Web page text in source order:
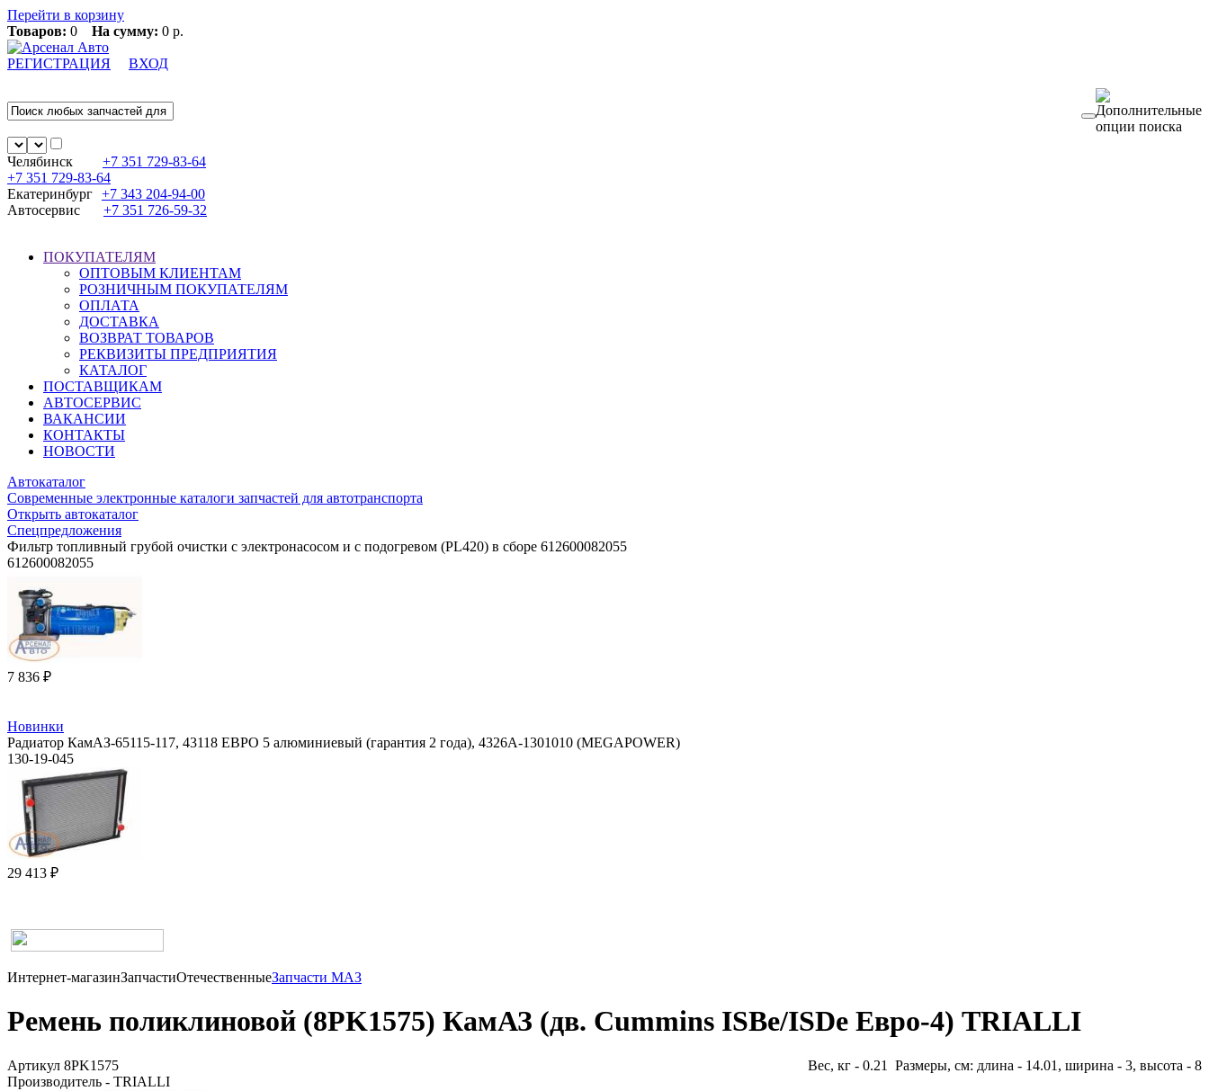
Перейти в корзину
Товаров: 0 На сумму: 0 р.
РЕГИСТРАЦИЯ ВХОД
Челябинск +7 351 729-83-64
+7 351 729-83-64
Екатеринбург +7 343 204-94-00
Автосервис
+7 351 726-59-32
ПОКУПАТЕЛЯМ
ОПТОВЫМ КЛИЕНТАМ
РОЗНИЧНЫМ ПОКУПАТЕЛЯМ
ОПЛАТА
ДОСТАВКА
ВОЗВРАТ ТОВАРОВ
РЕКВИЗИТЫ ПРЕДПРИЯТИЯ
КАТАЛОГ
ПОСТАВЩИКАМ
АВТОСЕРВИС
ВАКАНСИИ
КОНТАКТЫ
НОВОСТИ
Автокаталог
Современные электронные каталоги запчастей для автотранспорта
Открыть автокаталог
Спецпредложения
Фильтр топливный грубой очистки с электронасосом и с подогревом (PL420) в сборе 612600082055
612600082055
7 836 ₽
Новинки
Радиатор КамАЗ-65115-117, 43118 ЕВРО 5 алюминиевый (гарантия 2 года), 4326А-1301010 (MEGAPOWER)
130-19-045
29 413 ₽
Интернет-магазинЗапчастиОтечественныеЗапчасти МАЗ
Ремень поликлиновой (8PK1575) КамАЗ (дв. Cummins ISBe/ISDe Eвро-4) TRIALLI
Артикул 8PK1575
Производитель - TRIALLI
Вес, кг - 0.21 Размеры, см: длина - 14.01, ширина - 3, высота - 8